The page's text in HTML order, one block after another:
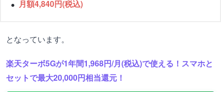
月額4,840円(税込)
となっています。
楽天ターボ5Gが1年間1,968円/月(税込)で使える！スマホと
セットで最大20,000円相当還元！